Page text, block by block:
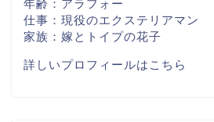
年齢：アラフォー
仕事：現役のエクステリアマン
家族：嫁とトイプの花子
詳しいプロフィールはこちら